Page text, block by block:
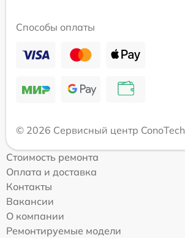
Способы оплаты
© 2026 Сервисный центр ConoTech
Стоимость ремонта
Оплата и доставка
Контакты
Вакансии
О компании
Ремонтируемые модели